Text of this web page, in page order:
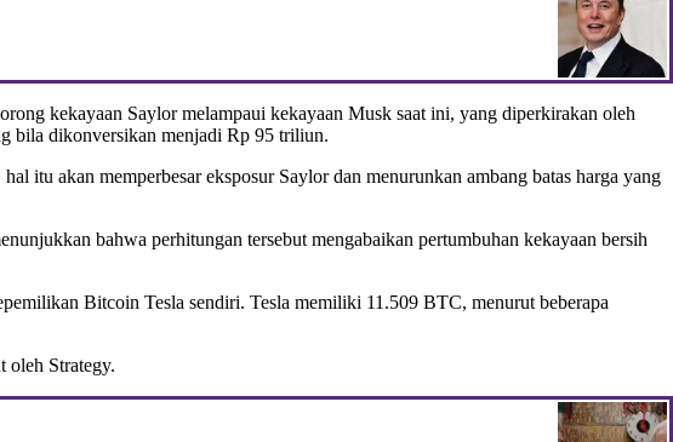
kekayaan Saylor melampaui kekayaan Musk saat ini, yang diperkirakan oleh
bila dikonversikan menjadi Rp 95 triliun.
itu akan memperbesar eksposur Saylor dan menurunkan ambang batas harga yang
bahwa perhitungan tersebut mengabaikan pertumbuhan kekayaan bersih
Bitcoin Tesla sendiri. Tesla memiliki 11.509 BTC, menurut beberapa
oleh Strategy.